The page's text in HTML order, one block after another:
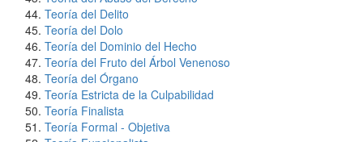
Teoría del Delito
Teoría del Dolo
Teoría del Dominio del Hecho
Teoría del Fruto del Árbol Venenoso
Teoría del Órgano
Teoría Estricta de la Culpabilidad
Teoría Finalista
Teoría Formal - Objetiva